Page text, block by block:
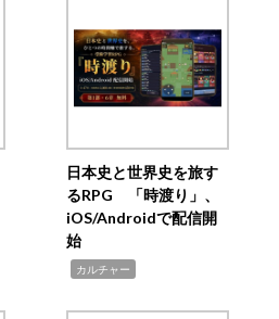
日本史と世界史を旅す
るRPG 「時渡り」、
iOS/Androidで配信開
始
カルチャー